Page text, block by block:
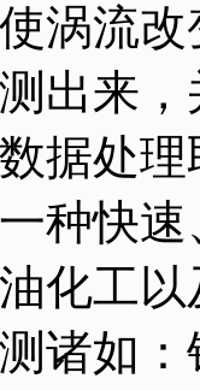
涡流
出来
据处
种快
化工
诸如